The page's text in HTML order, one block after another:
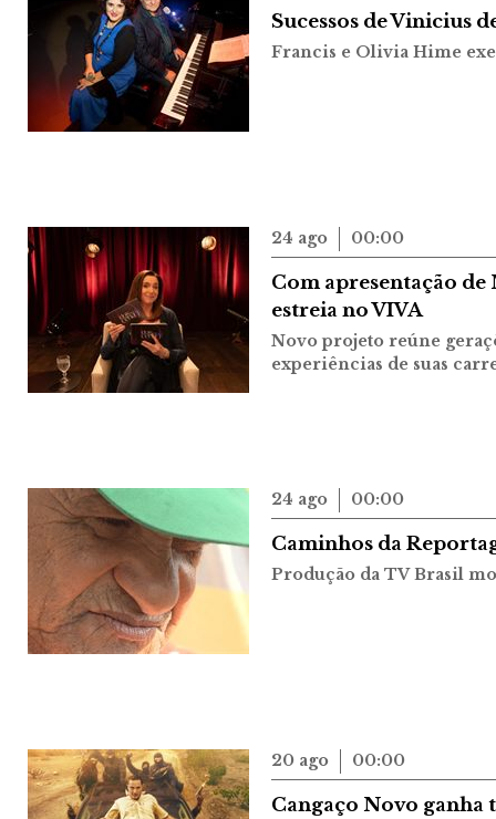
Sucessos de Vinicius
Francis e Olivia Hime
24 ago 00:00
Com apresentação
estreia no VIVA
Novo projeto reúne
experiências de suas
24 ago 00:00
Caminhos da
Produção da TV Brasil
20 ago 00:00
Cangaço Novo ganha